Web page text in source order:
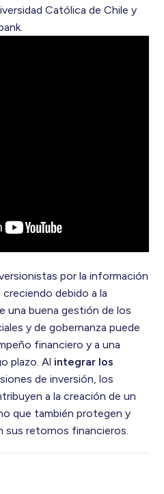
Católica de Chile y
por la información
debido a la
una buena gestión de los
y de gobernanza puede
financiero y a una
plazo. Al integrar los
de inversión, los
a la creación de un
que también protegen y
sus retornos financieros.